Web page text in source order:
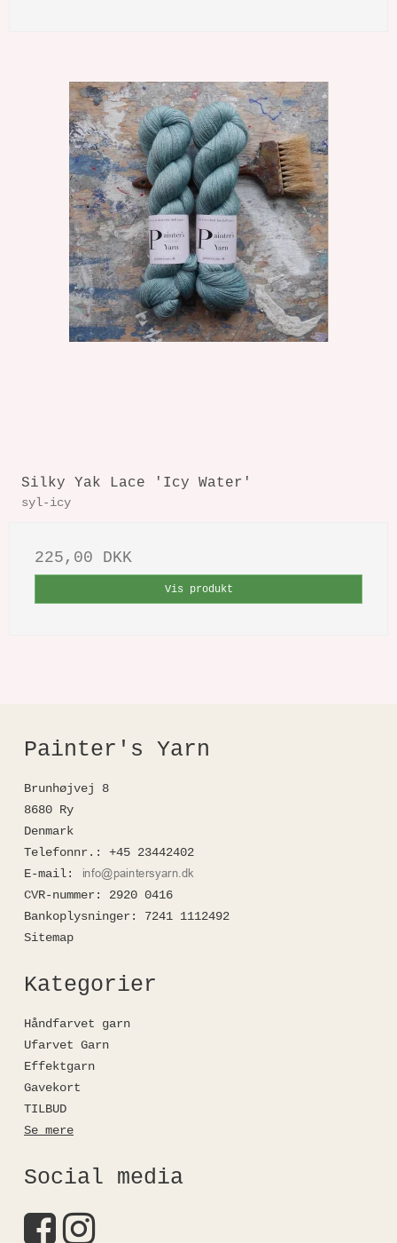
Silky Yak Lace 'Icy Water'
syl-icy
225,00 DKK
Vis produkt
Painter's Yarn
Brunhøjvej 8
8680 Ry
Denmark
Telefonnr. :
+45 23442402
E-mail:
CVR-nummer:
2920 0416
Bankoplysninger:
7241 1112492
Sitemap
Kategorier
Håndfarvet garn
Ufarvet Garn
Effektgarn
Gavekort
TILBUD
Se mere
Social media